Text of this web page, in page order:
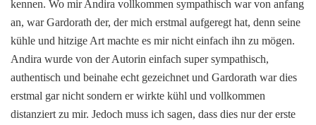
kennen. Wo mir Andira vollkommen sympathisch war von anfang
an, war Gardorath der, der mich erstmal aufgeregt hat, denn seine
kühle und hitzige Art machte es mir nicht einfach ihn zu mögen.
Andira wurde von der Autorin einfach super sympathisch,
authentisch und beinahe echt gezeichnet und Gardorath war dies
erstmal gar nicht sondern er wirkte kühl und vollkommen
distanziert zu mir. Jedoch muss ich sagen, dass dies nur der erste